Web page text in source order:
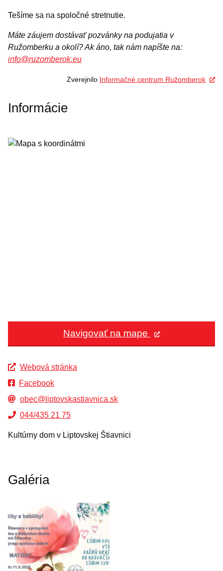
Tešíme sa na spoločné stretnutie.
Máte záujem dostávať pozvánky na podujatia v
Ružomberku a okolí? Ak áno, tak nám napíšte na:
info@ruzomberok.eu
Zverejnilo Informačné centrum Ružomberok
Informácie
Navigovať na mape
Webová stránka
Facebook
obec@liptovskastiavnica.sk
044/435 21 75
Kultúrny dom v Liptovskej Štiavnici
Galéria